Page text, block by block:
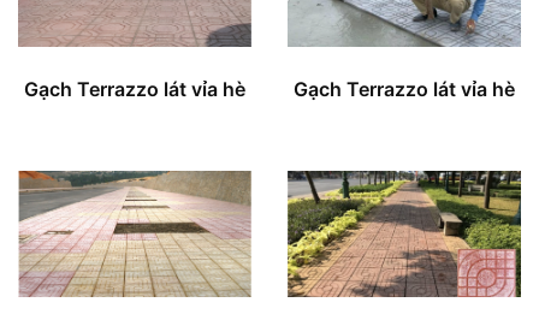
Gạch Terrazzo lát vỉa hè Gạch Terrazzo lát vỉa hè